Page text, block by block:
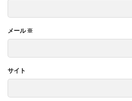
メール※
サイト